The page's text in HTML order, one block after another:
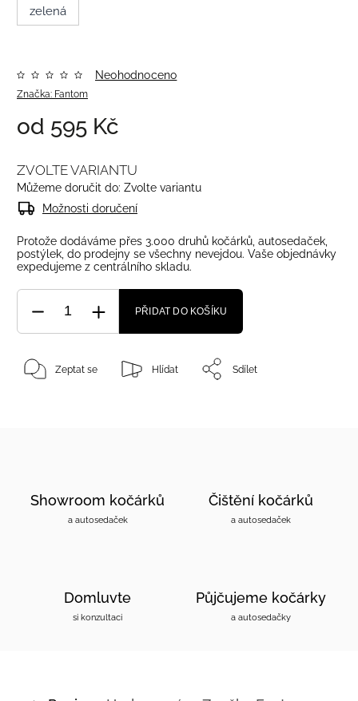
zelená
Značka: Fantom
Neohodnoceno
od 595 Kč
ZVOLTE VARIANTU
Můžeme doručit do: Zvolte variantu
Možnosti doručení
Protože dodáváme přes 3.000 druhů kočárků, autosedaček,
postýlek, do prodejny se všechny nevejdou. Vaše objednávky
expedujeme z centrálního skladu.
PŘIDAT DO KOŠÍKU
Zeptat se Hlídat Sdílet
Showroom kočárků
a autosedaček
Čištění kočárků
a autosedaček
Domluvte
si konzultaci
Půjčujeme kočárky
a autosedačky